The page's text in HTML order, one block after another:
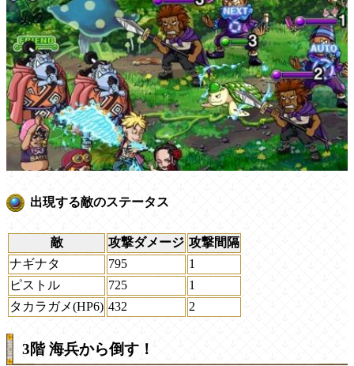
出現する敵のステータス
敵 攻撃ダメージ 攻撃間隔
ナギナタ
795
1
ピストル
725
1
タカラガメ(HP6) 432 2
3階 海兵から倒す！